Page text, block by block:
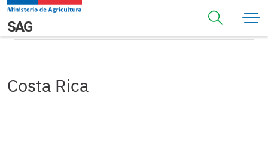
Pasar al contenido principal
Navegación principal
SAGCosta Rica
Costa Rica